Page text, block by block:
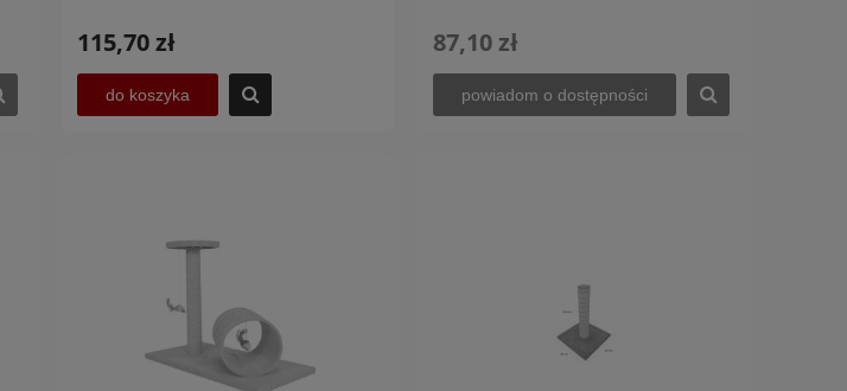
115,70 zł
do koszyka
87,10 zł
powiadom o dostępności